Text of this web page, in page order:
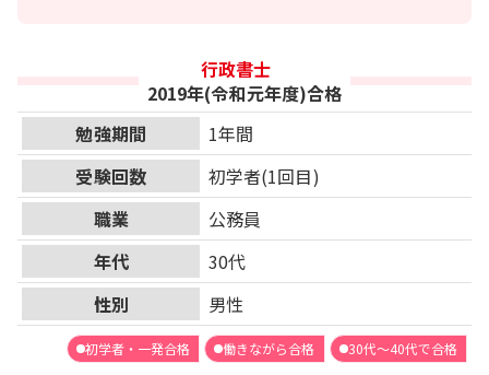
行政書士
2019年(令和元年度)合格
勉強期間
1年間
受験回数
初学者(1回目)
職業
公務員
年代
30代
性別
男性
初学者・一発合格 働きながら合格 30代～40代で合格